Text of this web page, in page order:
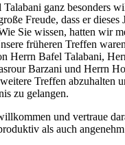
ganz besonders
Freude, dass er dieses
Sie wissen, hatten wir
früheren Treffen
Herrn Bafel Talabani,
Barzani und Herrn
Treffen abzuhalten
zu gelangen.
und vertraue
als auch